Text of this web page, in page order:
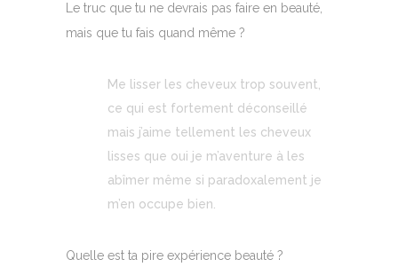
Le truc que tu ne devrais pas faire en beauté,
mais que tu fais quand même ?
Me lisser les cheveux trop souvent,
ce qui est fortement déconseillé
mais j’aime tellement les cheveux
lisses que oui je m’aventure à les
abîmer même si paradoxalement je
m’en occupe bien.
Quelle est ta pire expérience beauté ?